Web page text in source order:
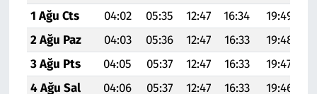
1 Ağu Cts
04:02 05:35 12:47 16:34 19:49
2 Ağu Paz
04:03 05:36 12:47 16:33 19:48
3 Ağu Pts
04:05 05:37 12:47 16:33 19:47
4 Ağu Sal
04:06 05:37 12:47 16:33 19:46